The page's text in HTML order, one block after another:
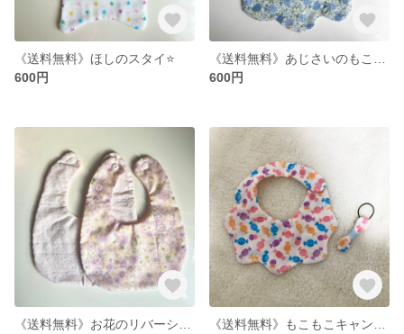
《送料無料》ほしのスタイ⭐️
600円
600円